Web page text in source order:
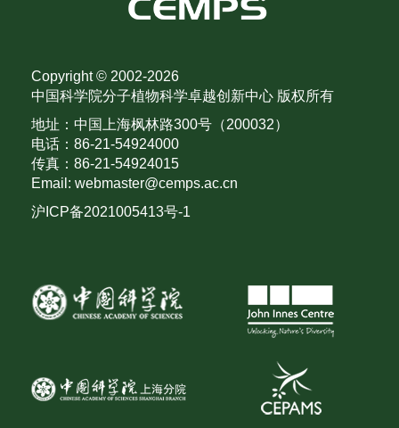
Copyright © 2002-2026
中国科学院分子植物科学卓越创新中心 版权所有
地址：中国上海枫林路300号（200032）
电话：86-21-54924000
传真：86-21-54924015
Email: webmaster@cemps.ac.cn
沪ICP备2021005413号-1